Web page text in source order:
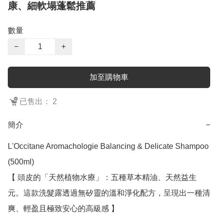
康、細軟塌蓬鬆推薦
數量
−
+
加至購物車
已售出： 2
簡介 −
L'Occitane Aromachologie Balancing & Delicate Shampoo
(500ml)
【 頭皮的「天然植物水療」：五種草本精油、天然益生
元。這款洗髮露透過無矽靈的溫和淨化配方，呈現出一種清
爽、輕盈且極致安心的高級感 】